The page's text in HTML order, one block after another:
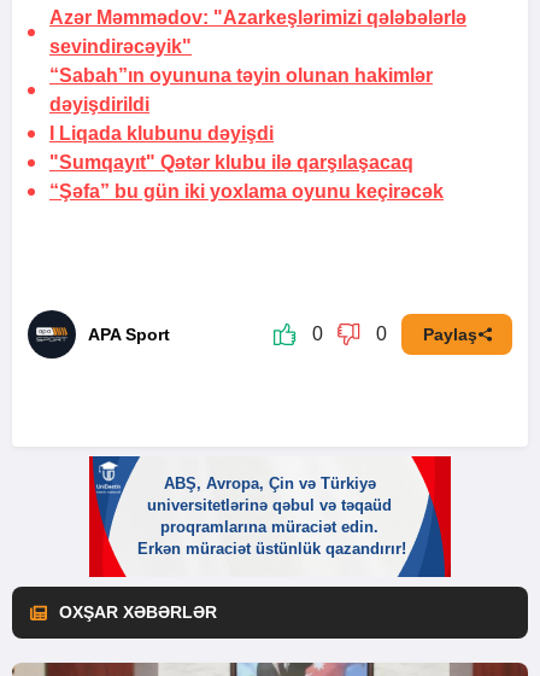
Azər Məmmədov: "Azarkeşlərimizi qələbələrlə
sevindirəcəyik"
“Sabah”ın oyununa təyin olunan hakimlər
dəyişdirildi
I Liqada klubunu dəyişdi
"Sumqayıt" Qətər klubu ilə qarşılaşacaq
“Şəfa” bu gün iki yoxlama oyunu keçirəcək
APA Sport 0 0 Paylaş
OXŞAR XƏBƏRLƏR